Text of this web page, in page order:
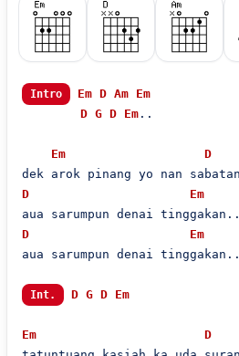
Intro Em D Am
Em
D G D Em..
Em
D
D
Em
D
Em
aua sarumpun denai tinggakan..
Int. D G D Em
Em
D